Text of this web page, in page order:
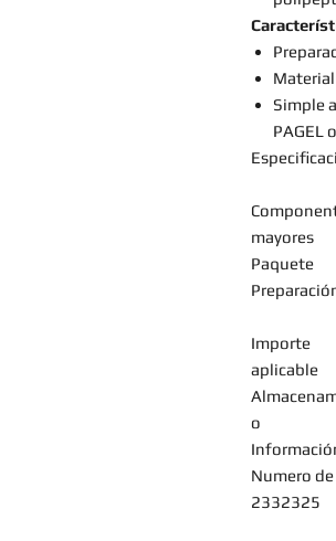
Simple
PAGEL
mayores
Paquete
Importe
aplicable
o
Numero
2332325